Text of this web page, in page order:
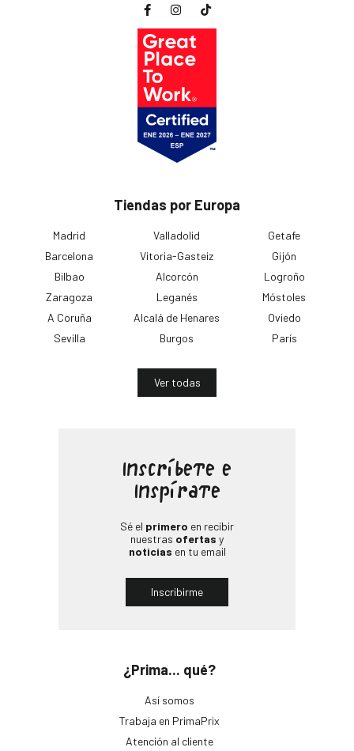
Tiendas por Europa
Madrid
Barcelona
Bilbao
Zaragoza
A Coruña
Sevilla
Valladolid
Vitoria-Gasteiz
Alcorcón
Leganés
Alcalá de Henares
Burgos
Getafe
Gijón
Logroño
Móstoles
Oviedo
París
Ver todas
¿Prima... qué?
Así somos
Trabaja en PrimaPrix
Atención al cliente
Inscríbete e
Inspírate
Sé el primero en recibir
nuestras ofertas y
noticias en tu email
Inscribirme